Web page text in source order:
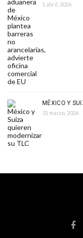
1 abril, 2026
MÉXICO Y
31 marzo, 2026